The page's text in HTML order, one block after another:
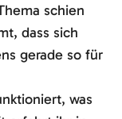
schien
dass sich
gerade so für
was